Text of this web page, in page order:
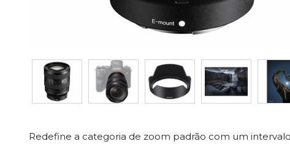
Redefine a categoria de zoom padrão com um